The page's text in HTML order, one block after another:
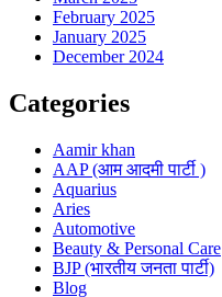
February 2025
January 2025
December 2024
Categories
Aamir khan
AAP (आम आदमी पार्टी )
Aquarius
Aries
Automotive
Beauty & Personal Care
BJP (भारतीय जनता पार्टी)
Blog